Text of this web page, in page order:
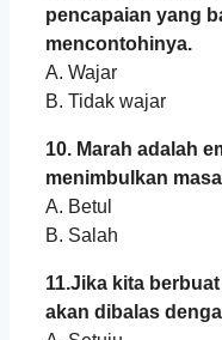
pencapaian yang
mencontohinya.
A. Wajar
B. Tidak wajar
10. Marah adalah
menimbulkan
A. Betul
B. Salah
11.Jika kita
akan dibalas